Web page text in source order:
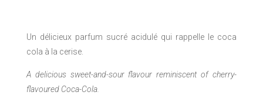
Un délicieux parfum sucré acidulé qui rappelle le coca
cola à la cerise.
A delicious sweet-and-sour flavour reminiscent of cherry-
flavoured Coca-Cola.